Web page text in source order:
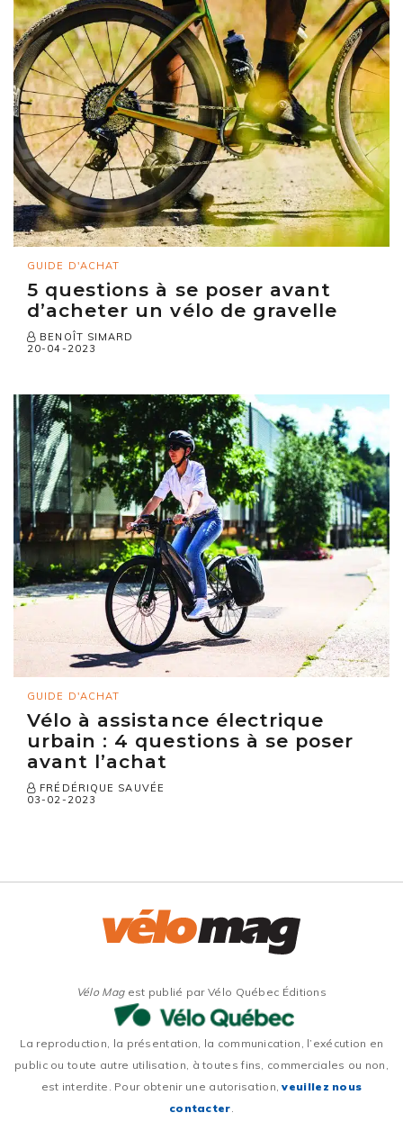
GUIDE D'ACHAT
5 questions à se poser avant
d’acheter un vélo de gravelle
BENOÎT SIMARD
20-04-2023
GUIDE D'ACHAT
Vélo à assistance électrique
urbain : 4 questions à se poser
avant l’achat
FRÉDÉRIQUE SAUVÉE
03-02-2023
Vélo Magest publié par Vélo Québec Éditions
La reproduction, la présentation, la communication, l’exécution en
public ou toute autre utilisation, à toutes fins, commerciales ou non,
est interdite. Pour obtenir une autorisation,veuillez nous
contacter